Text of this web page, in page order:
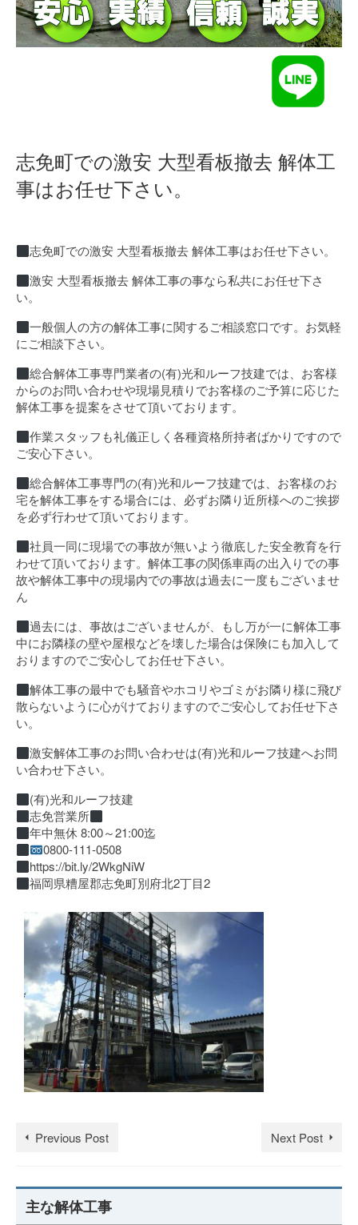
志免町での激安 大型看板撤去 解体工
事はお任せ下さい。
志免町での激安 大型看板撤去 解体工事はお任せ下さい。
激安 大型看板撤去 解体工事の事なら私共にお任せ下さ
い。
一般個人の方の解体工事に関するご相談窓口です。お気軽
にご相談下さい。
総合解体工事専門業者の(有)光和ルーフ技建では、お客様
からのお問い合わせや現場見積りでお客様のご予算に応じた
解体工事を提案をさせて頂いております。
作業スタッフも礼儀正しく各種資格所持者ばかりですので
ご安心下さい。
総合解体工事専門の(有)光和ルーフ技建では、お客様のお
宅を解体工事をする場合には、必ずお隣り近所様へのご挨拶
を必ず行わせて頂いております。
社員一同に現場での事故が無いよう徹底した安全教育を行
わせて頂いております。解体工事の関係車両の出入りでの事
故や解体工事中の現場内での事故は過去に一度もございませ
ん
過去には、事故はございませんが、もし万が一に解体工事
中にお隣様の壁や屋根などを壊した場合は保険にも加入して
おりますのでご安心してお任せ下さい。
解体工事の最中でも騒音やホコリやゴミがお隣り様に飛び
散らないように心がけておりますのでご安心してお任せ下さ
い。
激安解体工事のお問い合わせは(有)光和ルーフ技建へお問
い合わせ下さい。
(有)光和ルーフ技建
志免営業所
年中無休 8:00～21:00迄
0800-111-0508
https://bit.ly/2WkgNiW
福岡県糟屋郡志免町別府北2丁目2
Previous Post Next Post
主な解体工事